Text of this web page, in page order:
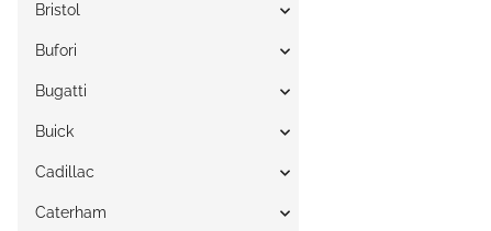
Bristol
Bufori
Bugatti
Buick
Cadillac
Caterham